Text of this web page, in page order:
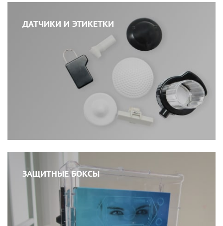
ДАТЧИКИ И ЭТИКЕТКИ
ЗАЩИТНЫЕ БОКСЫ